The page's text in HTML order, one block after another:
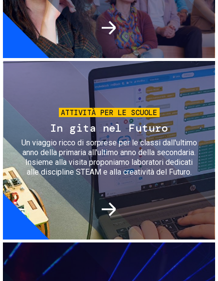
Immagine
ATTIVITÀ PER LE SCUOLE
In gita nel Futuro
Un viaggio ricco di sorprese per le classi dall'ultimo
anno della primaria all'ultimo anno della secondaria.
Insieme alla visita proponiamo laboratori dedicati
alle discipline STEAM e alla creatività del Futuro.
Immagine